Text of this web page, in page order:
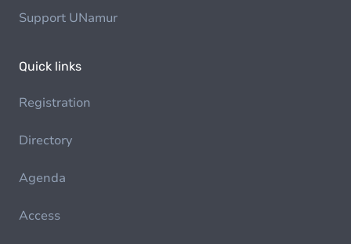
Support UNamur
Quick links
Registration
Directory
Agenda
Access